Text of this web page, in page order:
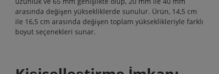
arasında değişen yüksekliklerde sunulur. Ürün, 14,5 cm
ile 16,5 cm arasında değişen toplam yükseklikleriyle farklı
boyut seçenekleri sunar.